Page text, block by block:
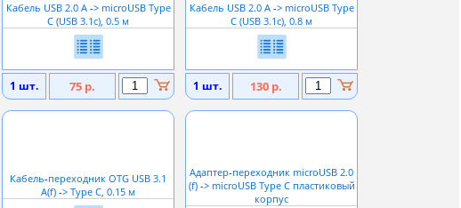
Кабель USB 2.0 A -> microUSB Type
C (USB 3.1c), 0.5 м
1 шт. 75 р.
Кабель USB 2.0 A -> microUSB Type
C (USB 3.1c), 0.8 м
1 шт. 130 р.
Кабель-переходник OTG USB 3.1
A(f) -> Type C, 0.15 м
Адаптер-переходник microUSB 2.0
(f) -> microUSB Type C пластиковый
корпус